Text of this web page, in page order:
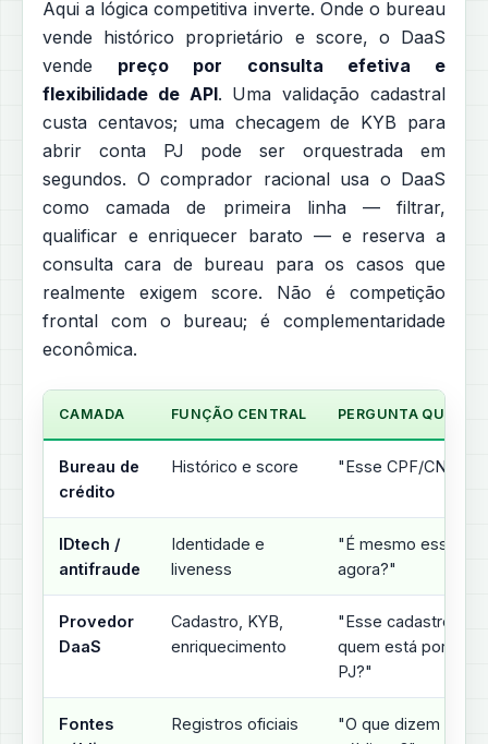
Aqui a lógica competitiva inverte. Onde o bureau
vende histórico proprietário e score, o DaaS
vende preço por consulta efetiva e
flexibilidade de API. Uma validação cadastral
custa centavos; uma checagem de KYB para
abrir conta PJ pode ser orquestrada em
segundos. O comprador racional usa o DaaS
como camada de primeira linha — filtrar,
qualificar e enriquecer barato — e reserva a
consulta cara de bureau para os casos que
realmente exigem score. Não é competição
frontal com o bureau; é complementaridade
econômica.
CAMADA FUNÇÃO CENTRAL PERGUNTA QUE
Bureau de
crédito
Histórico e score "Esse CPF/CNPJ
IDtech /
antifraude
Identidade e
liveness
"É mesmo essa
agora?"
Provedor
DaaS
Cadastro, KYB,
enriquecimento
"Esse cadastro é
quem está por trás
PJ?"
Fontes
Registros oficiais
"O que dizem os